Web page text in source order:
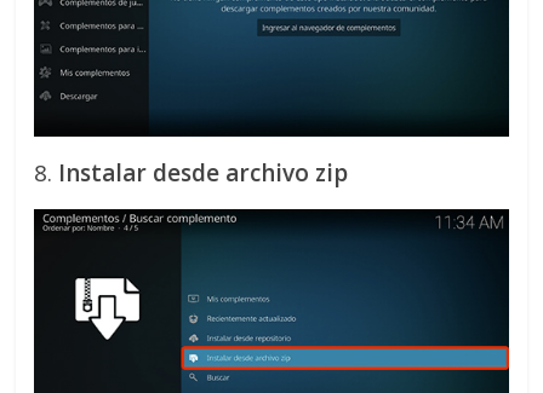
8. Instalar desde archivo zip